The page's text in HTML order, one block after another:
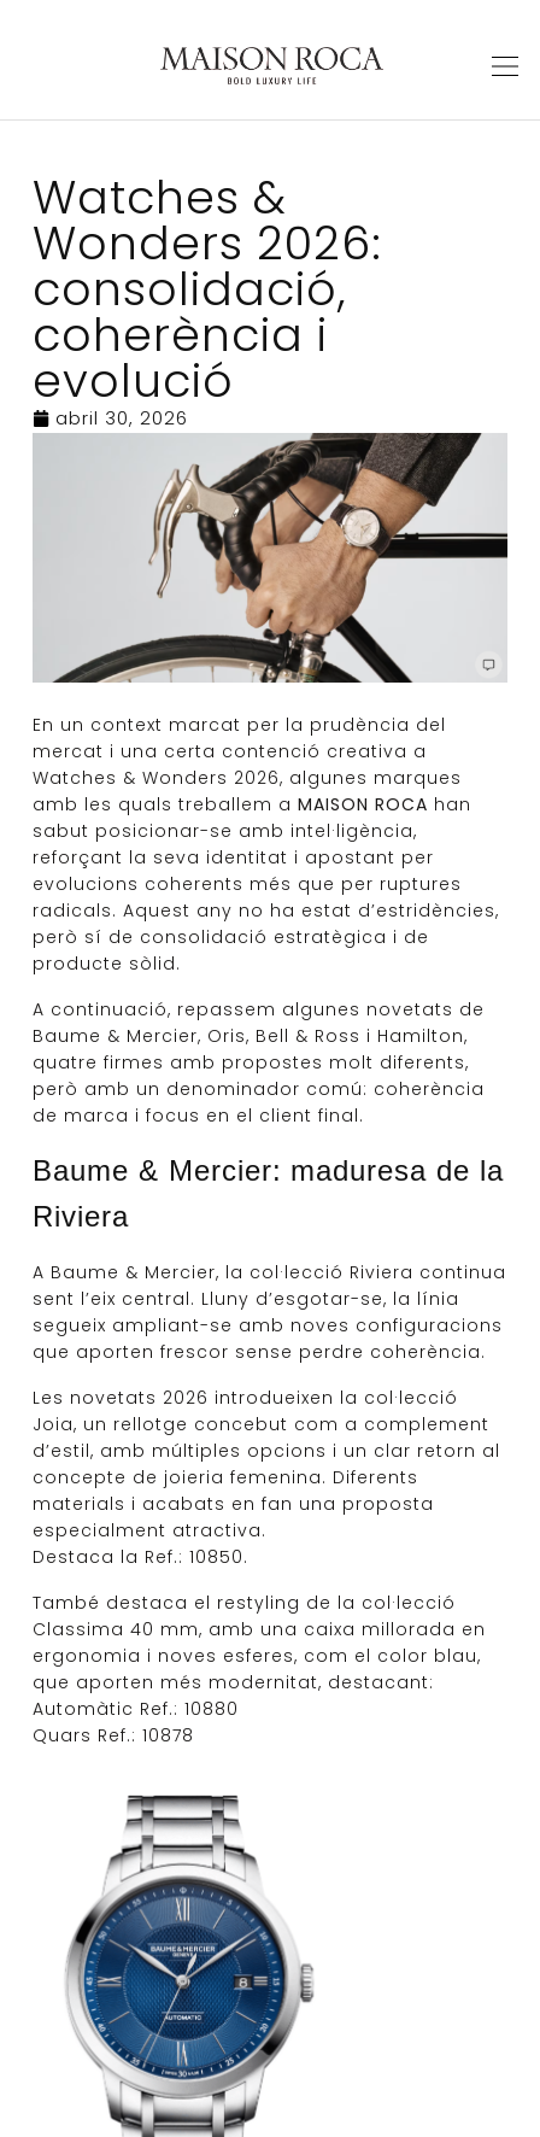
Watches &
Wonders 2026:
consolidació,
coherència i
evolució
abril 30, 2026
En un context marcat per la prudència del
mercat i una certa contenció creativa a
Watches & Wonders 2026, algunes marques
amb les quals treballem aMAISON ROCA han
sabut posicionar-se amb intel·ligència,
reforçant la seva identitat i apostant per
evolucions coherents més que per ruptures
radicals. Aquest any no ha estat d’estridències,
però sí de consolidació estratègica i de
producte sòlid.
A continuació, repassem algunes novetats de
Baume & Mercier, Oris, Bell & Ross i Hamilton,
quatre firmes amb propostes molt diferents,
però amb un denominador comú: coherència
de marca i focus en el client final.
Baume & Mercier: maduresa de la
Riviera
A Baume & Mercier, la col·lecció Riviera continua
sent l’eix central. Lluny d’esgotar-se, la línia
segueix ampliant-se amb noves configuracions
que aporten frescor sense perdre coherència.
Les novetats 2026 introdueixen la col·lecció
Joia, un rellotge concebut com a complement
d’estil, amb múltiples opcions i un clar retorn al
concepte de joieria femenina. Diferents
materials i acabats en fan una proposta
especialment atractiva.
Destaca la Ref.: 10850.
També destaca el restyling de la col·lecció
Classima 40 mm, amb una caixa millorada en
ergonomia i noves esferes, com el color blau,
que aporten més modernitat, destacant:
Automàtic Ref.: 10880
Quars Ref.: 10878